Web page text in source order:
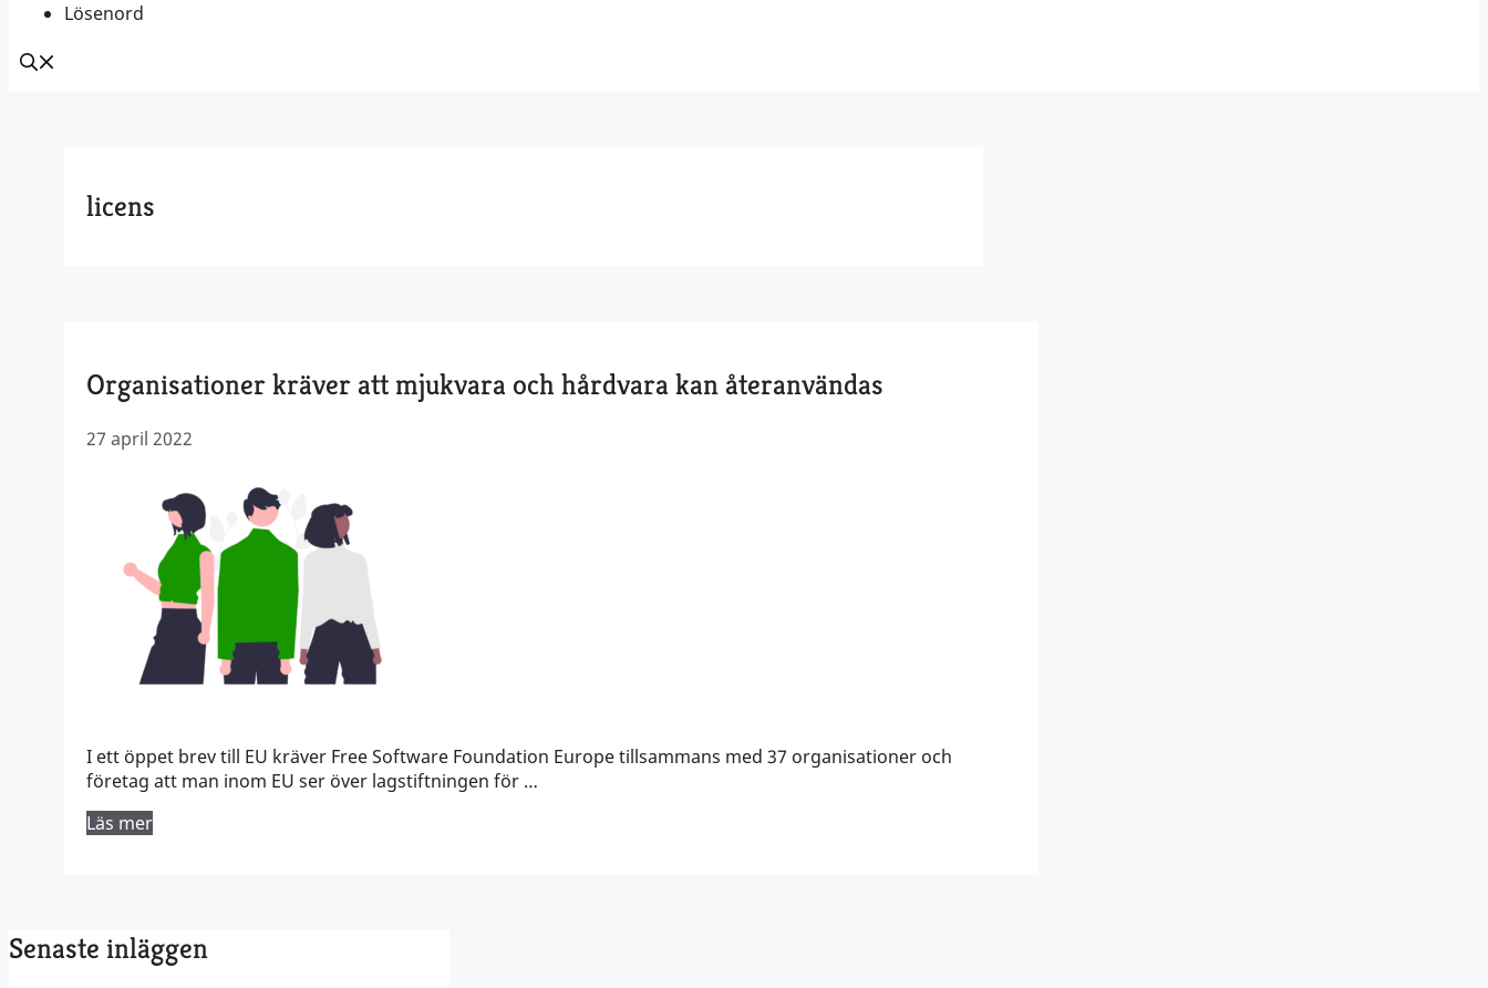
Lösenord
licens
Organisationer kräver att mjukvara och hårdvara kan återanvändas
27 april 2022
I ett öppet brev till EU kräver Free Software Foundation Europe tillsammans med 37 organisationer och
företag att man inom EU ser över lagstiftningen för …
Läs mer
Senaste inläggen